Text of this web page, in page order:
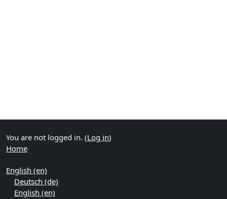
You are not logged in. (Log in)
Home
English ‎(en)‎
Deutsch ‎(de)‎
English ‎(en)‎